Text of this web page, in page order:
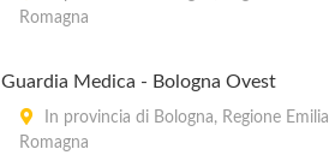
Romagna
Guardia Medica - Bologna Ovest
In provincia di Bologna, Regione Emilia
Romagna